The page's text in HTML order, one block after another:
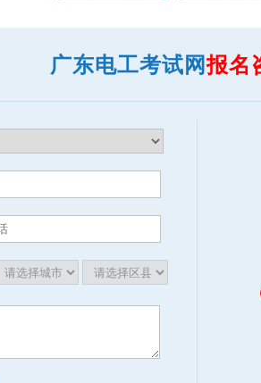
广东电工考试网报名